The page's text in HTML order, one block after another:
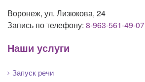
Воронеж, ул. Лизюкова, 24
Запись по телефону: 8-963-561-49-07
Наши услуги
Запуск речи